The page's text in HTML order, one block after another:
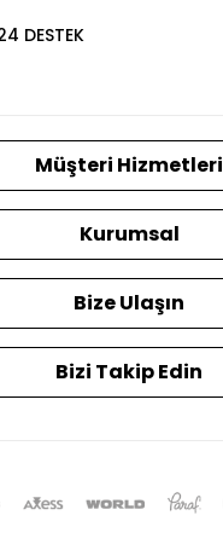
DESTEK
Müşteri Hizmetleri
Kurumsal
Bize Ulaşın
Bizi Takip Edin